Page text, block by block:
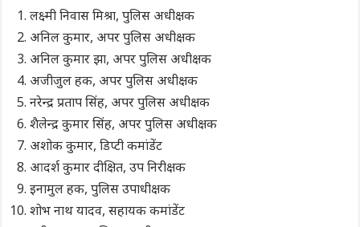
लक्ष्मी निवास मिश्रा, पुलिस अधीक्षक
अनिल कुमार, अपर पुलिस अधीक्षक
अनिल कुमार झा, अपर पुलिस अधीक्षक
अजीजुल हक, अपर पुलिस अधीक्षक
नरेन्द्र प्रताप सिंह, अपर पुलिस अधीक्षक
शैलेन्द्र कुमार सिंह, अपर पुलिस अधीक्षक
अशोक कुमार, डिप्टी कमांडेंट
आदर्श कुमार दीक्षित, उप निरीक्षक
इनामुल हक, पुलिस उपाधीक्षक
शोभ नाथ यादव, सहायक कमांडेंट